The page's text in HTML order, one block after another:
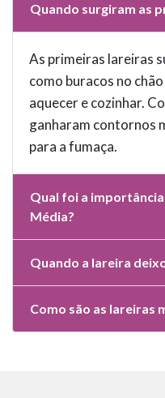
Quando surgiram as
As primeiras lareiras
como buracos no
aquecer e cozinhar.
ganharam contornos
para a fumaça.
Qual foi a
Média?
Quando a lareira
Como são as lareiras